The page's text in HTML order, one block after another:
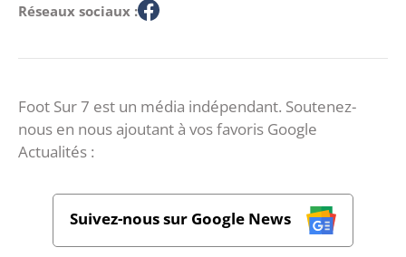
Réseaux sociaux :
Foot Sur 7 est un média indépendant. Soutenez-
nous en nous ajoutant à vos favoris Google
Actualités :
Suivez-nous sur Google News